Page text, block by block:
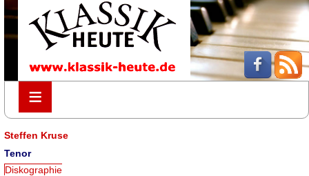
≡
≡
Steffen Kruse
Tenor
Diskographie